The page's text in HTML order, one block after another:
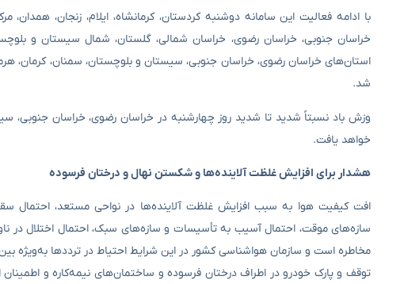
با ادامه فعالیت این سامانه دوشنبه کردستان، کرمانشاه، ایلام، زنجان، همدان،
خراسان جنوبی، خراسان رضوی، خراسان شمالی، گلستان، شمال سیستان و
استان‌های خراسان رضوی، خراسان جنوبی، سیستان و بلوچستان، سمنان، کرمان،
شد.
وزش باد نسبتاً شدید تا شدید روز چهارشنبه در خراسان رضوی، خراسان جنوبی،
خواهد یافت.
هشدار برای افزایش غلظت آلاینده‌ها و شکستن نهال و درختان فرسوده
افت کیفیت هوا به سبب افزایش غلظت آلاینده‌ها در نواحی مستعد، احتمال
سازه‌های موقت، احتمال آسیب به تأسیسات و سازه‌های سبک، احتمال اختلال
مخاطره است و سازمان هواشناسی کشور در این شرایط احتیاط در ترددها به‌ویژه
توقف و پارک خودرو در اطراف درختان فرسوده و ساختمان‌های نیمه‌کاره و